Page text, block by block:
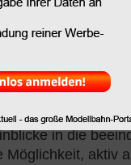
Bühne für die
und
Mannheim
der
in die
aktiv